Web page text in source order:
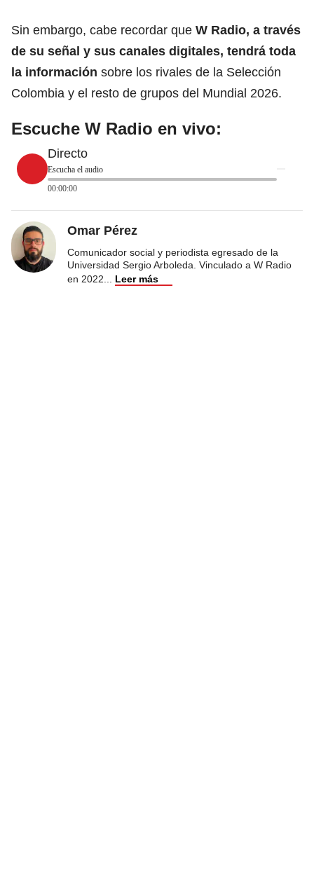
Sin embargo, cabe recordar que W Radio, a través
de su señal y sus canales digitales, tendrá toda
la información sobre los rivales de la Selección
Colombia y el resto de grupos del Mundial 2026.
Escuche W Radio en vivo:
Directo
Escucha el audio
00:00:00
Omar Pérez
Comunicador social y periodista egresado de la
Universidad Sergio Arboleda. Vinculado a W Radio
en 2022
Leer más